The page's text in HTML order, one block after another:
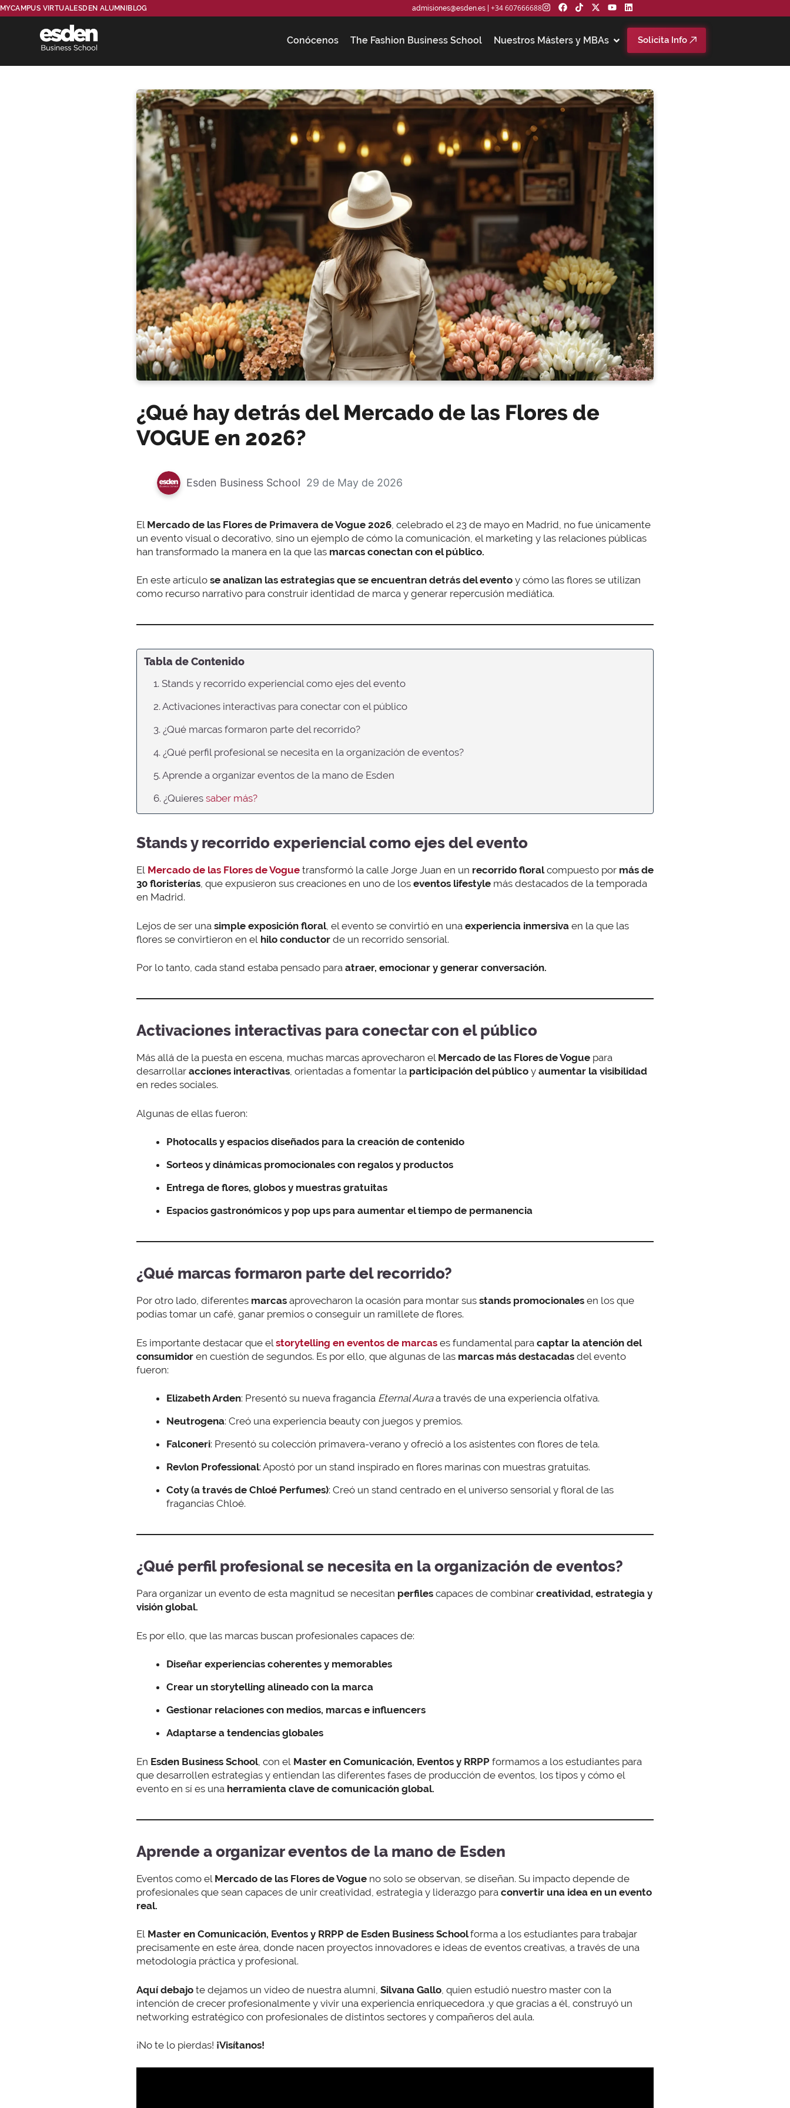
MYCAMPUS VIRTUALESDEN ALUMNI BLOG admisiones@esden.es| +34 607666688
Conócenos The Fashion Business School Nuestros Másters y MBAs Solicita Info
¿Qué hay detrás del Mercado de las Flores de
VOGUE en 2026?
Esden Business School 29 de May de 2026
El Mercado de las Flores de Primavera de Vogue 2026 , celebrado el 23 de mayo en Madrid, no fue únicamente
un evento visual o decorativo, sino un ejemplo de cómo la comunicación, el marketing y las relaciones públicas
han transformado la manera en la que las marcas conectan con el público.
En este artículo se analizan las estrategias que se encuentran detrás del evento y cómo las flores se utilizan
como recurso narrativo para construir identidad de marca y generar repercusión mediática.
Tabla de Contenido
1. Stands y recorrido experiencial como ejes del evento
2. Activaciones interactivas para conectar con el público
3. ¿Qué marcas formaron parte del recorrido?
4. ¿Qué perfil profesional se necesita en la organización de eventos?
5. Aprende a organizar eventos de la mano de Esden
6. ¿Quieres saber más?
Stands y recorrido experiencial como ejes del evento
El Mercado de las Flores de Vogue transformó la calle Jorge Juan en un recorrido floralcompuesto por más de
30 floristerías, que expusieron sus creaciones en uno de los eventos lifestyle más destacados de la temporada
en Madrid.
Lejos de ser una simple exposición floral, el evento se convirtió en una experiencia inmersiva en la que las
flores se convirtieron en el hilo conductor de un recorrido sensorial.
Por lo tanto, cada stand estaba pensado para atraer, emocionar y generar conversación.
Activaciones interactivas para conectar con el público
Más allá de la puesta en escena, muchas marcas aprovecharon el Mercado de las Flores de Vogue para
desarrollar acciones interactivas, orientadas a fomentar la participación del público y aumentar la visibilidad
en redes sociales.
Algunas de ellas fueron:
Photocalls y espacios diseñados para la creación de contenido
Sorteos y dinámicas promocionales con regalos y productos
Entrega de flores, globos y muestras gratuitas
Espacios gastronómicos y pop ups para aumentar el tiempo de permanencia
¿Qué marcas formaron parte del recorrido?
Por otro lado, diferentes marcas aprovecharon la ocasión para montar sus stands promocionales en los que
podías tomar un café, ganar premios o conseguir un ramillete de flores.
Es importante destacar que el storytelling en eventos de marcas es fundamental para captar la atención del
consumidor en cuestión de segundos. Es por ello, que algunas de las marcas más destacadas del evento
fueron:
Elizabeth Arden: Presentó su nueva fragancia Eternal Auraa través de una experiencia olfativa.
Neutrogena: Creó una experiencia beauty con juegos y premios.
Falconeri: Presentó su colección primavera-verano y ofreció a los asistentes con flores de tela.
Revlon Professional: Apostó por un stand inspirado en flores marinas con muestras gratuitas.
Coty (a través de Chloé Perfumes): Creó un stand centrado en el universo sensorial y floral de las
fragancias Chloé.
¿Qué perfil profesional se necesita en la organización de eventos?
Para organizar un evento de esta magnitud se necesitan perfiles capaces de combinar creatividad, estrategia y
visión global.
Es por ello, que las marcas buscan profesionales capaces de:
Diseñar experiencias coherentes y memorables
Crear un storytelling alineado con la marca
Gestionar relaciones con medios, marcas e influencers
Adaptarse a tendencias globales
En Esden Business School, con el Master en Comunicación, Eventos y RRPP formamos a los estudiantes para
que desarrollen estrategias y entiendan las diferentes fases de producción de eventos, los tipos y cómo el
evento en sí es una herramienta clave de comunicación global.
Aprende a organizar eventos de la mano de Esden
Eventos como el Mercado de las Flores de Vogue no solo se observan, se diseñan. Su impacto depende de
profesionales que sean capaces de unir creatividad, estrategia y liderazgo para convertir una idea en un evento
real.
El Master en Comunicación, Eventos y RRPP de Esden Business Schoolforma a los estudiantes para trabajar
precisamente en este área, donde nacen proyectos innovadores e ideas de eventos creativas, a través de una
metodología práctica y profesional.
Aquí debajo te dejamos un vídeo de nuestra alumni, Silvana Gallo , quien estudió nuestro master con la
intención de crecer profesionalmente y vivir una experiencia enriquecedora ,y que gracias a él, construyó un
networking estratégico con profesionales de distintos sectores y compañeros del aula.
¡No te lo pierdas! ¡Visítanos!